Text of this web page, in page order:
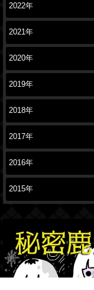
2022年
2021年
2020年
2019年
2018年
2017年
2016年
2015年